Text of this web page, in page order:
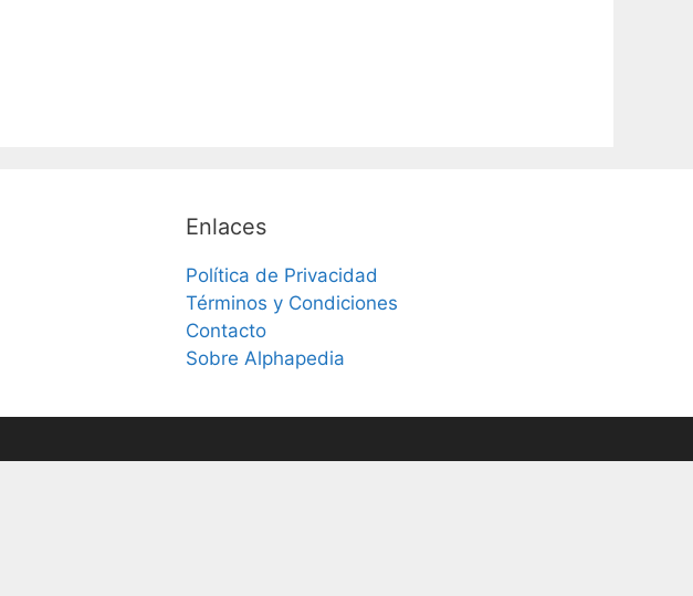
Enlaces
Política de Privacidad
Términos y Condiciones
Contacto
Sobre Alphapedia